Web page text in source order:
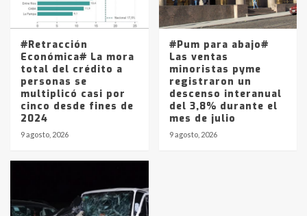
#Retracción
Económica# La mora
total del crédito a
personas se
multiplicó casi por
cinco desde fines de
2024
9 agosto, 2026
#Pum para abajo#
Las ventas
minoristas pyme
registraron un
descenso interanual
del 3,8% durante el
mes de julio
9 agosto, 2026